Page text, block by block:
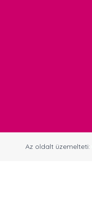
Az oldalt üzemelteti: